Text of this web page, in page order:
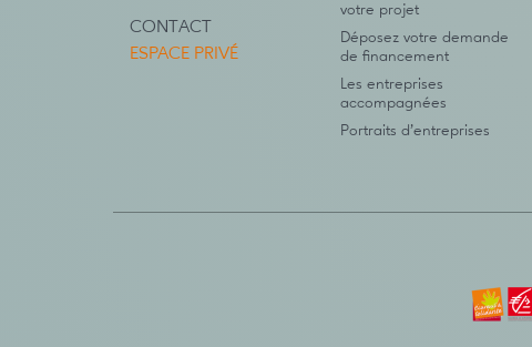
CONTACT
ESPACE PRIVÉ
votre projet
Déposez votre demande
de financement
Les entreprises
accompagnées
Portraits d’entreprises